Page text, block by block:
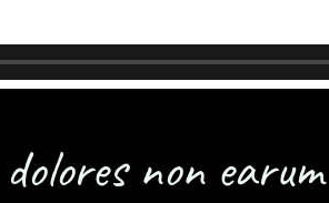
non earum